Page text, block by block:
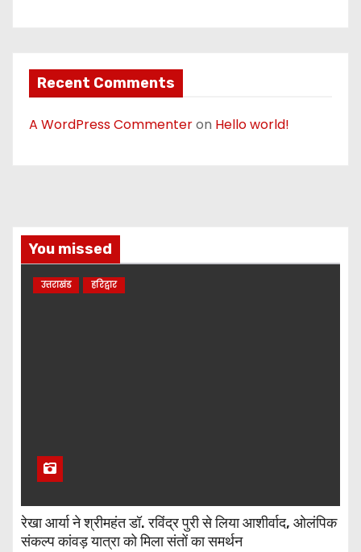
Recent Comments
A WordPress Commenteron Hello world!
You missed
उत्तराखंड हरिद्वार
रेखा आर्या ने श्रीमहंत डॉ. रविंद्र पुरी से लिया आशीर्वाद, ओलंपिक
संकल्प कांवड़ यात्रा को मिला संतों का समर्थन